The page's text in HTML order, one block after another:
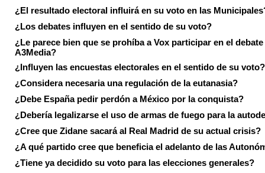
¿El resultado electoral influirá en su voto en las
¿Los debates influyen en el sentido de su voto?
¿Le parece bien que se prohíba a Vox participar en el debate
A3Media?
¿Influyen las encuestas electorales en el sentido de su voto?
¿Considera necesaria una regulación de la eutanasia?
¿Debe España pedir perdón a México por la conquista?
¿Debería legalizarse el uso de armas de fuego para la
¿Cree que Zidane sacará al Real Madrid de su actual crisis?
¿A qué partido cree que beneficia el adelanto de las
¿Tiene ya decidido su voto para las elecciones generales?